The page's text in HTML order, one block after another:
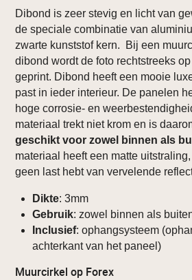
Dibond is zeer stevig en licht van
de speciale combinatie van
zwarte kunststof kern. Bij een
dibond wordt de foto rechtstreeks
geprint. Dibond heeft een mooie
past in ieder interieur. De panelen
hoge corrosie- en
materiaal trekt niet krom en is
geschikt voor zowel binnen als
materiaal heeft een matte
geen last hebt van vervelende
Dikte: 3mm
Gebruik: zowel binnen als
Inclusief: ophangsysteem
achterkant van het paneel)
Muurcirkel op Forex